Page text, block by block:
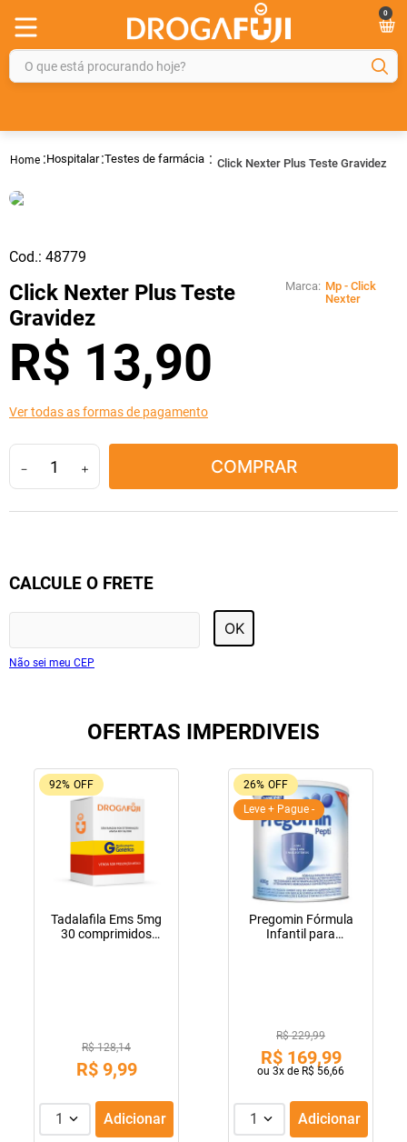
0
O que está procurando hoje?
Hospitalar Testes de farmácia Click Nexter Plus Teste Gravidez
Cod.: 48779
Click Nexter Plus Teste
Gravidez
Marca: Mp - Click
Nexter
R$ 13,90
Ver todas as formas de pagamento
＋
－ COMPRAR
CALCULE O FRETE
OK
Não sei meu CEP
OFERTAS IMPERDIVEIS
92% OFF
Tadalafila Ems 5mg
30 comprimidos
R$ 128,14
R$ 9,99
1 Adicionar
26% OFF
Leve + Pague -
Pregomin Fórmula
Infantil para
R$ 229,99
R$ 169,99
ou 3x de R$ 56,66
1 Adicionar
gelmax
3º
5º
protetor solar
6º
shampoo
7º
dipirona
º
fraldas geriátricas